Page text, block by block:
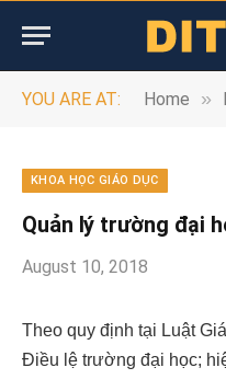
YOU ARE AT: Home »
KHOA HỌC GIÁO DỤC
Quản lý trường đại
August 10, 2018
Theo quy định tại Luật
Điều lệ trường đại học;